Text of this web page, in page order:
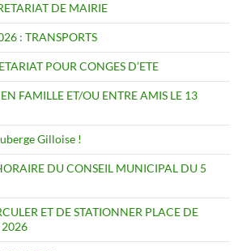
DE MAIRIE
: TRANSPORTS
POUR CONGES D’ETE
FAMILLE ET/OU ENTRE AMIS LE 13
Gilloise !
DU CONSEIL MUNICIPAL DU 5
ET DE STATIONNER PLACE DE
2026